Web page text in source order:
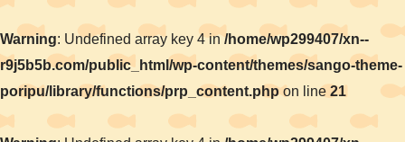
Warning: Undefined array key 4 in/home/wp299407/xn--
r9j5b5b.com/public_html/wp-content/themes/sango-theme-
poripu/library/functions/prp_content.phpon line 21